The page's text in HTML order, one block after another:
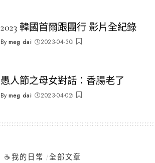
2023 韓國首爾跟團行 影片全紀錄
Posted
By meg dai 2023-04-30
愚人節之母女對話：香腸老了
Posted
By meg dai 2023-04-02
☕️我的日常 全部文章